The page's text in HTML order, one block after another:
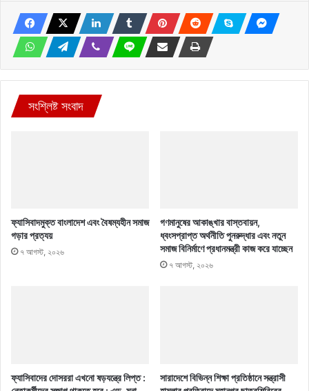
সংশ্লিষ্ট সংবাদ
ফ্যাসিবাদমুক্ত বাংলাদেশ এবং বৈষম্যহীন সমাজ
গড়ার প্রত্যয়
৭ আগস্ট, ২০২৬
গণমানুষের আকাঙ্খার বাস্তবায়ন,
ধ্বংসপ্রাপ্ত অর্থনীতি পুনরুদ্ধার এবং নতুন
সমাজ বিনির্মাণে প্রধানমন্ত্রী কাজ করে যাচ্ছেন
৭ আগস্ট, ২০২৬
ফ্যাসিবাদের দোসররা এখনো ষড়যন্ত্রে লিপ্ত :
সারাদেশে বিভিন্ন শিক্ষা প্রতিষ্ঠানে সন্ত্রাসী